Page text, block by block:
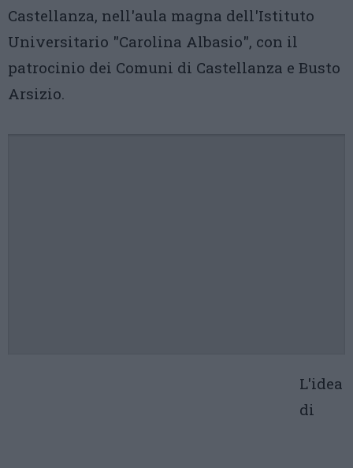
Castellanza, nell'aula magna dell'Istituto
Universitario "Carolina Albasio", con il
patrocinio dei Comuni di Castellanza e Busto
Arsizio.
L'idea
di